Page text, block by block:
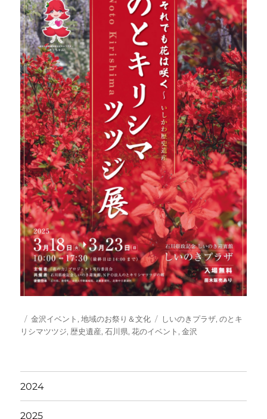
投
稿
カ
テ
金沢イベント,地域のお祭り＆文化
タ
グ
しいのきプラザ,のとキ
リシマツツジ, 歴史遺産,石川県,花のイベント,金沢
2024
2025